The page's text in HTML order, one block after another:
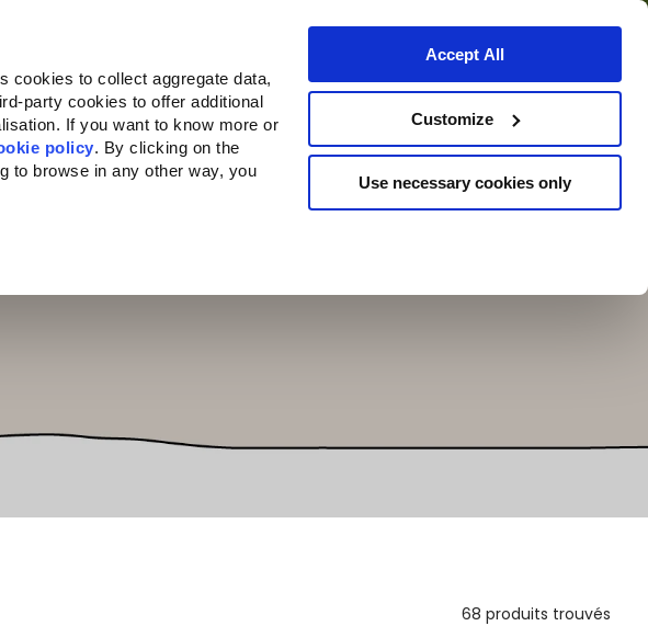
cookies to collect aggregate data,
party cookies to offer additional
If you want to know more or
policy. By clicking on the
to browse in any other way, you
Accept All
Customize
Use necessary cookies only
La marque Où acheter
68 produits trouvés